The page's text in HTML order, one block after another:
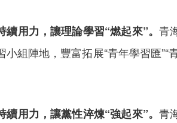
續用力，讓理論學習“燃起來”。青
小組陣地，豐富拓展“青年學習匯
續用力，讓黨性淬煉“強起來”。青